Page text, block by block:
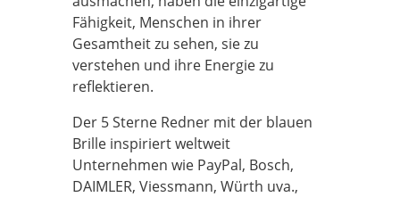
Fähigkeit, Menschen in ihrer
Gesamtheit zu sehen, sie zu
verstehen und ihre Energie zu
reflektieren.
Der 5 Sterne Redner mit der blauen
Brille inspiriert weltweit
Unternehmen wie PayPal, Bosch,
DAIMLER, Viessmann, Würth uva.,